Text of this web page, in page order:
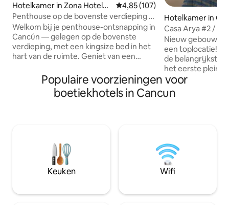
Hotelkamer in Zona Hoteler
a
Gemiddelde beoordeling van
4,85 (107)
Penthouse op de bovenste verdieping |
Strandresort | Dak
Welkom bij je penthouse-ontsnapping in
Cancún — gelegen op de bovenste
verdieping, met een kingsize bed in het
hart van de ruimte. Geniet van een
zonsopgang en zonsondergang vanaf je
(semi-)privédakterras. De eenvoudige
keuken maakt het dineren gemakkelijk,
steenworp afstand van ons strand en
onze zwembaden in resortstijl, is dit je
uitvalsbasis voor ontspanning of
avontuur in Cancún.
Hotelkamer in
Casa Arya #2 /
Nieuw
een toplocatie! Slechts 10 minuten van
de belangrijkste
het eerste plein
belangrijkste
de locatie je in
steenworp
minuten van het
alle toeristische
evenals op
van de ADO.
Populaire voorzieningen voor
boetiekhotels in Cancun
Keuken Wifi